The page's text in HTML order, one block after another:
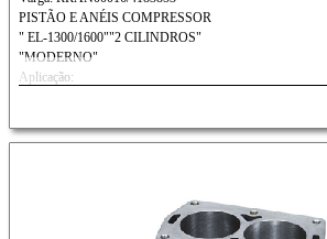
PISTÃO E ANÉIS COMPRESSOR
" EL-1300/1600""2 CILINDROS"
"MODERNO"
Aplicação: